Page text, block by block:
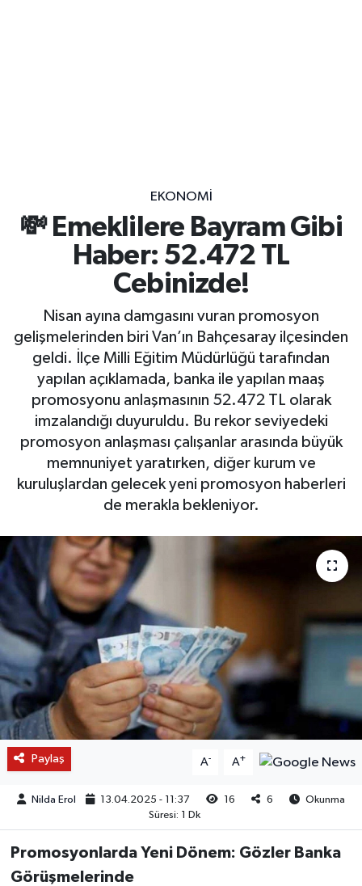
EKONOMİ
💸 Emeklilere Bayram Gibi
Haber: 52.472 TL
Cebinizde!
Nisan ayına damgasını vuran promosyon
gelişmelerinden biri Van’ın Bahçesaray ilçesinden
geldi. İlçe Milli Eğitim Müdürlüğü tarafından
yapılan açıklamada, banka ile yapılan maaş
promosyonu anlaşmasının 52.472 TL olarak
imzalandığı duyuruldu. Bu rekor seviyedeki
promosyon anlaşması çalışanlar arasında büyük
memnuniyet yaratırken, diğer kurum ve
kuruluşlardan gelecek yeni promosyon haberleri
de merakla bekleniyor.
Paylaş A- A+
Nilda Erol 13.04.2025 - 11:37 16 6
Okunma
Süresi: 1 Dk
Promosyonlarda Yeni Dönem: Gözler Banka
Görüşmelerinde